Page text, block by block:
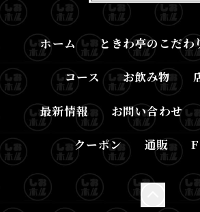
ホーム ときわ亭のこだわ
コース お飲み物
最新情報 お問い合わせ
クーポン 通販